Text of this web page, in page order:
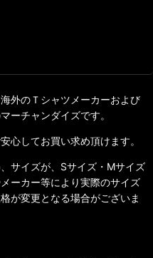
外のＴシャツメーカーおよび
ーチャンダイズです。
心してお買い求め頂けます。
サイズが、Sサイズ・Mサイズ
ーカー等により実際のサイズ
が変更となる場合がございま